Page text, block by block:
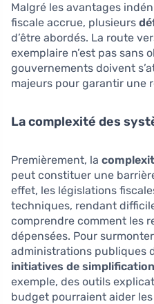
Malgré les avantages
fiscale accrue, plusieurs
d’être abordés. La route
exemplaire n’est pas sans
gouvernements doivent
majeurs pour garantir une
La complexité des
Premièrement, la
peut constituer une
effet, les législations
techniques, rendant
comprendre comment les
dépensées. Pour
administrations publiques
initiatives de simplification
exemple, des outils
budget pourraient aider